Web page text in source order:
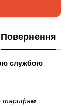
Повернення
службою
тарифам